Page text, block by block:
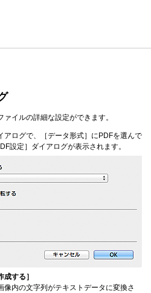
ァイルの詳細な設定ができます。
アログで、［データ形式］に PDFを選んで
設定 ］ダイアログが表示されます。
成する］
像内の文字列がテキストデータに変換さ